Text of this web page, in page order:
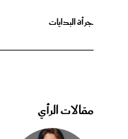
جرأة البدايات
مقالات الرأي